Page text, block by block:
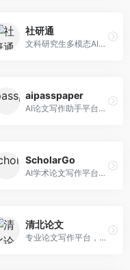
社研通
文科研究生多模态AI学术写作平台。面向文科研究生和社科研究者，提供文献综述、理论分析、定性研究辅助等服务，文科研究方法论支持完善。
aipasspaper
AI论文写作助手平台，提供智能化的学术写作支持。面向大学生和研究人员，支持多种学科论文生成，提供参考文献管理和格式规范服务，写作效率高。
ScholarGo
AI学术论文写作平台，专注于理工科领域的逻辑构建。面向理工科研究生和科研工作者，提供公式编辑、数据分析、论文结构优化等服务，理工科写作逻辑严谨。
清北论文
专业论文写作平台，依托高校学术资源。面向本科生和研究生，提供论文指导、写作辅助、查重检测等服务，学术规范性强，适合追求高质量论文的用户。